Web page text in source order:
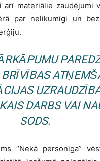
arī materiālie zaudējumi
par nelikumīgi un
DARBS VAI
SODS.
“Nekā personīga”